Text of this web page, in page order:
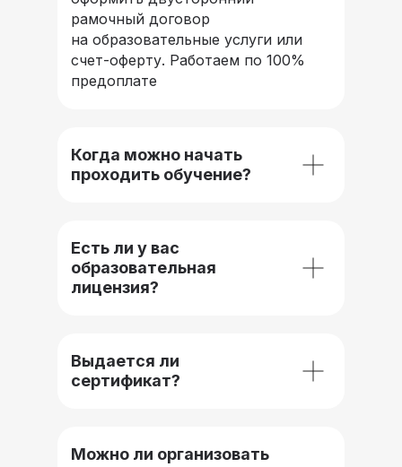
рамочный договор
на образовательные услуги или
счет-оферту. Работаем по 100%
предоплате
Когда можно начать
проходить обучение?
Есть ли у вас
образовательная
лицензия?
Выдается ли
сертификат?
Можно ли организовать